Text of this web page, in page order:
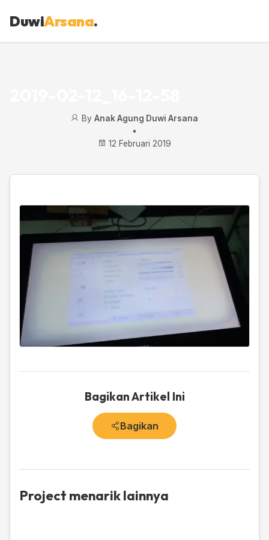
DuwiArsana.
By Anak Agung Duwi Arsana
•
12 Februari 2019
Bagikan Artikel Ini
Bagikan
Project menarik lainnya